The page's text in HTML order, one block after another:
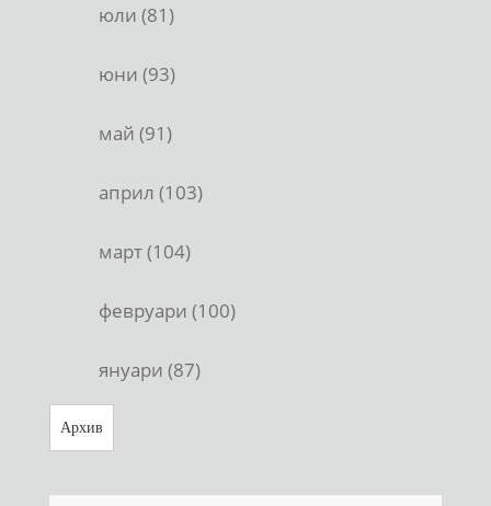
юли (81)
юни (93)
май (91)
април (103)
март (104)
февруари (100)
януари (87)
Архив